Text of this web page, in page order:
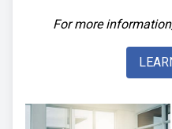
For more